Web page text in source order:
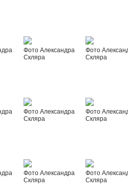
Фото Александра
Скляра
Фото
Скляра
Фото Александра
Скляра
Фото
Скляра
Фото Александра
Скляра
Фото
Скляра